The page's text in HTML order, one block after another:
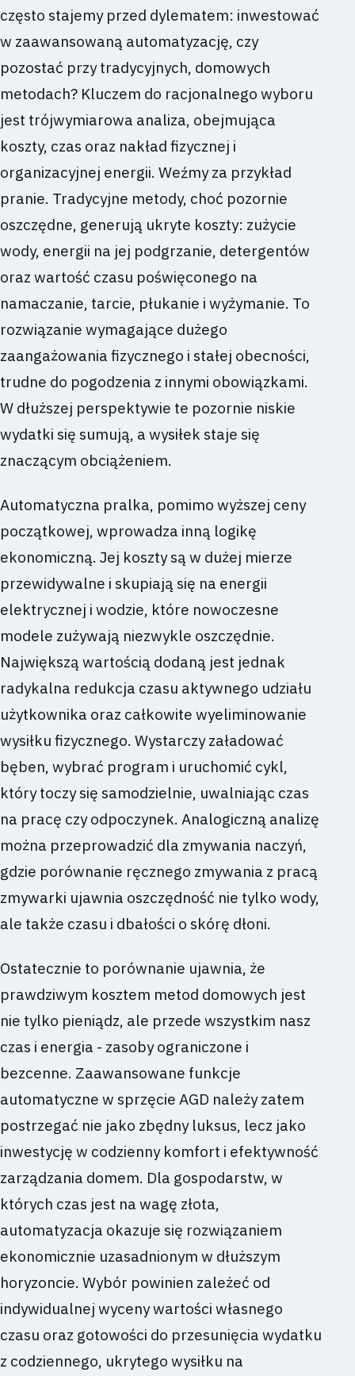
często stajemy przed dylematem: inwestować
w zaawansowaną automatyzację, czy
pozostać przy tradycyjnych, domowych
metodach? Kluczem do racjonalnego wyboru
jest trójwymiarowa analiza, obejmująca
koszty, czas oraz nakład fizycznej i
organizacyjnej energii. Weźmy za przykład
pranie. Tradycyjne metody, choć pozornie
oszczędne, generują ukryte koszty: zużycie
wody, energii na jej podgrzanie, detergentów
oraz wartość czasu poświęconego na
namaczanie, tarcie, płukanie i wyżymanie. To
rozwiązanie wymagające dużego
zaangażowania fizycznego i stałej obecności,
trudne do pogodzenia z innymi obowiązkami.
W dłuższej perspektywie te pozornie niskie
wydatki się sumują, a wysiłek staje się
znaczącym obciążeniem.
Automatyczna pralka, pomimo wyższej ceny
początkowej, wprowadza inną logikę
ekonomiczną. Jej koszty są w dużej mierze
przewidywalne i skupiają się na energii
elektrycznej i wodzie, które nowoczesne
modele zużywają niezwykle oszczędnie.
Największą wartością dodaną jest jednak
radykalna redukcja czasu aktywnego udziału
użytkownika oraz całkowite wyeliminowanie
wysiłku fizycznego. Wystarczy załadować
bęben, wybrać program i uruchomić cykl,
który toczy się samodzielnie, uwalniając czas
na pracę czy odpoczynek. Analogiczną analizę
można przeprowadzić dla zmywania naczyń,
gdzie porównanie ręcznego zmywania z pracą
zmywarki ujawnia oszczędność nie tylko wody,
ale także czasu i dbałości o skórę dłoni.
Ostatecznie to porównanie ujawnia, że
prawdziwym kosztem metod domowych jest
nie tylko pieniądz, ale przede wszystkim nasz
czas i energia - zasoby ograniczone i
bezcenne. Zaawansowane funkcje
automatyczne w sprzęcie AGD należy zatem
postrzegać nie jako zbędny luksus, lecz jako
inwestycję w codzienny komfort i efektywność
zarządzania domem. Dla gospodarstw, w
których czas jest na wagę złota,
automatyzacja okazuje się rozwiązaniem
ekonomicznie uzasadnionym w dłuższym
horyzoncie. Wybór powinien zależeć od
indywidualnej wyceny wartości własnego
czasu oraz gotowości do przesunięcia wydatku
z codziennego, ukrytego wysiłku na